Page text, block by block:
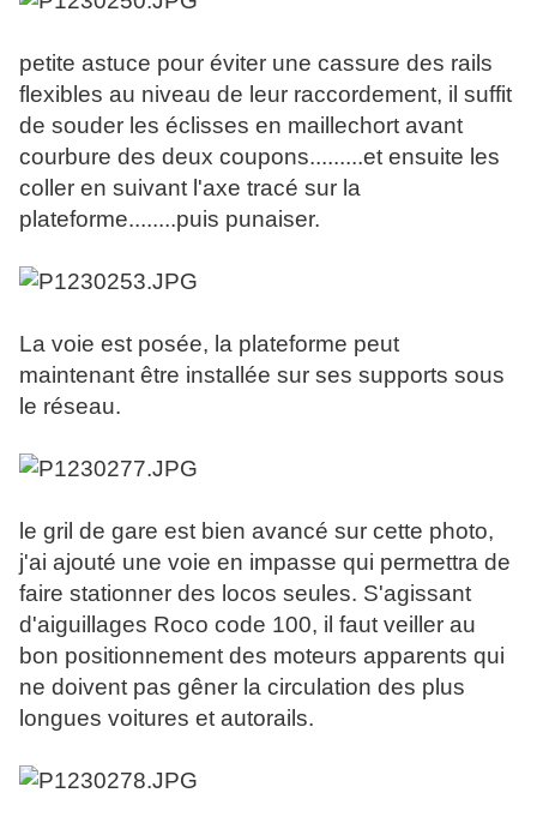
petite astuce pour éviter une cassure des rails
flexibles au niveau de leur raccordement, il suffit
de souder les éclisses en maillechort avant
courbure des deux coupons.........et ensuite les
coller en suivant l'axe tracé sur la
plateforme........puis punaiser.
La voie est posée, la plateforme peut
maintenant être installée sur ses supports sous
le réseau.
le gril de gare est bien avancé sur cette photo,
j'ai ajouté une voie en impasse qui permettra de
faire stationner des locos seules. S'agissant
d'aiguillages Roco code 100, il faut veiller au
bon positionnement des moteurs apparents qui
ne doivent pas gêner la circulation des plus
longues voitures et autorails.